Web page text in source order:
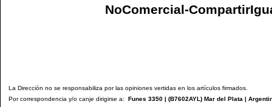
NoComercial-
La Dirección no se responsabiliza por las opiniones vertidas en los artículos firmados.
Por correspondencia y/o canje dirigirse a: Funes 3350 | (B7602AYL) Mar del Plata |